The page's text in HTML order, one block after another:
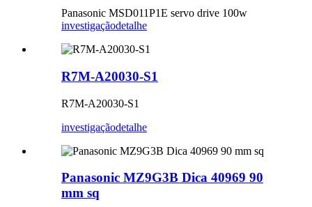
Panasonic MSD011P1E servo drive 100w
investigaçãodetalhe
R7M-A20030-S1
R7M-A20030-S1
investigaçãodetalhe
Panasonic MZ9G3B Dica 40969 90
mm sq